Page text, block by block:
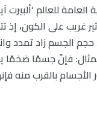
العامة للعالم
غريب على الكون، إذ
حجم الجسم زاد تمدد
فإنّ جسمًا ضخمًا
الأجسام بالقرب منه